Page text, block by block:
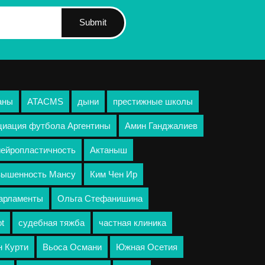
Submit
ATACMS дыни престижные школы
футбола Аргентины Амин Ганджалиев
Актаныш
Мансу Ким Чен Ир
Ольга Стефанишина
судебная тяжба частная клиника
Курти Вьоса Османи Южная Осетия